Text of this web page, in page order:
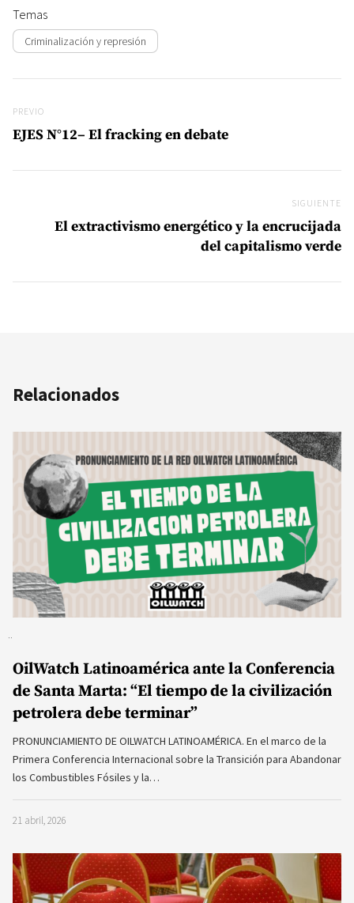
Temas
Criminalización y represión
Previo
PREVIO
EJES N°12– El fracking en debate
SIGUIENTE
El extractivismo energético y la encrucijada
del capitalismo verde
Relacionados
OilWatch Latinoamérica ante la Conferencia
de Santa Marta: “El tiempo de la civilización
petrolera debe terminar”
PRONUNCIAMIENTO DE OILWATCH LATINOAMÉRICA. En el marco de la
Primera Conferencia Internacional sobre la Transición para Abandonar
los Combustibles Fósiles y la…
21 abril, 2026